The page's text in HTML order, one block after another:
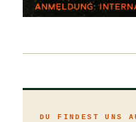
DU FINDEST UNS